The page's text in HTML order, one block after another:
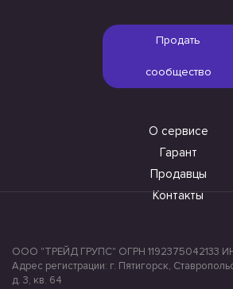
Продать
сообщество
О сервисе
Гарант
Продавцы
Контакты
ООО "ТРЕЙД ГРУПС" ОГРН 1192375042133
Адрес регистрации: г. Пятигорск,
д. 3, кв. 64